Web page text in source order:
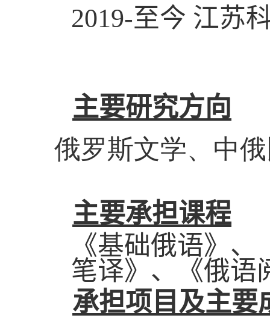
2019-至今 江苏
主要研究方向
俄罗斯文学、中
主要承担课程
《基础俄语》
笔译》、《俄语
承担项目及主要